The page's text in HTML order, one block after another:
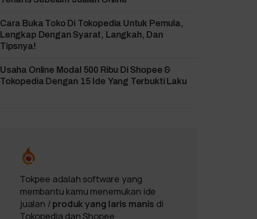
Cara Buka Toko Di Tokopedia Untuk Pemula,
Lengkap Dengan Syarat, Langkah, Dan
Tipsnya!
Usaha Online Modal 500 Ribu Di Shopee &
Tokopedia Dengan 15 Ide Yang Terbukti Laku
Tokpee adalah software yang
membantu kamu menemukan ide
jualan / produk yang laris manis di
Tokopedia dan Shopee